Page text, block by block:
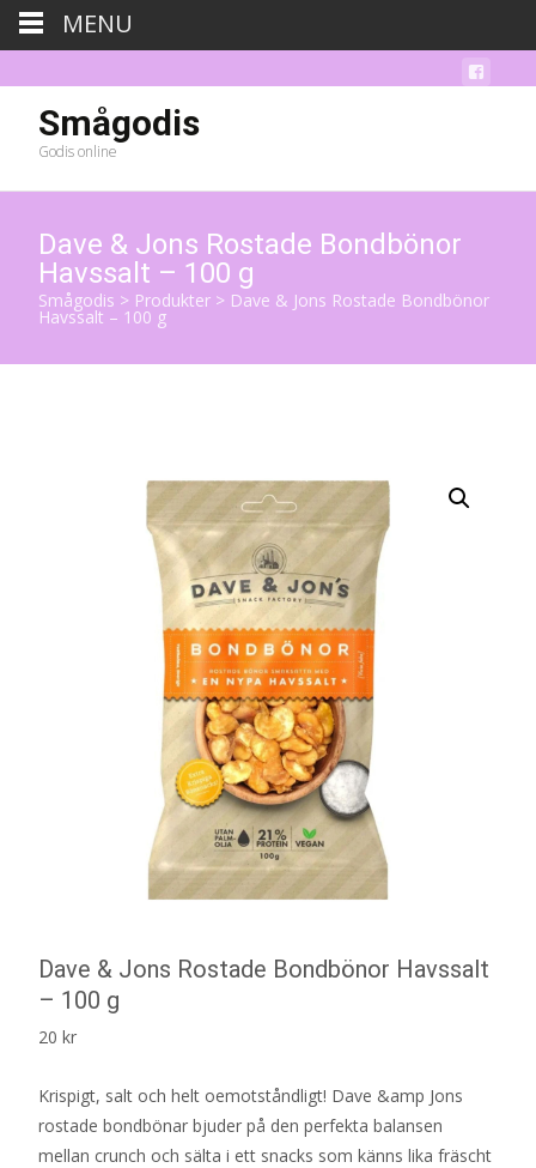
Smågodis
Godis online
Dave & Jons Rostade Bondbönor
Havssalt – 100 g
Smågodis > Produkter > Dave & Jons Rostade Bondbönor
Havssalt – 100 g
Dave & Jons Rostade Bondbönor Havssalt
– 100 g
20 kr
Krispigt, salt och helt oemotståndligt! Dave &amp Jons
rostade bondbönar bjuder på den perfekta balansen
mellan crunch och sälta i ett snacks som känns lika fräscht
MENU